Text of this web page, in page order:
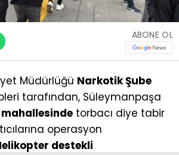
ABONE OL
Müdürlüğü Narkotik Şube
tarafından, Süleymanpaşa
torbacı diye tabir
operasyon
destekli